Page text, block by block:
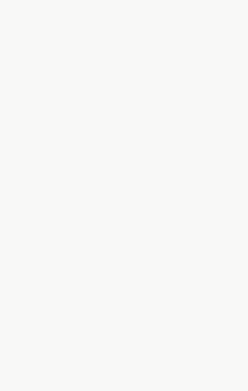
и
принимать
подход к
нравится твоя
и
тобой я чувствую себя